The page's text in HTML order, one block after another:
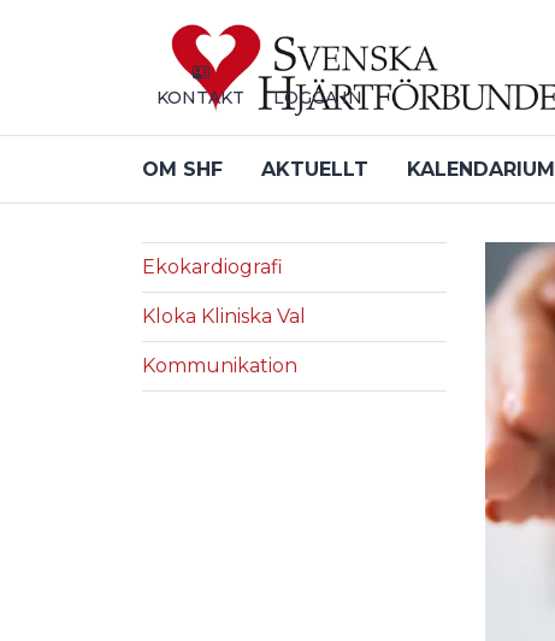
OM SHF AKTUELLT KALENDARIUM
KONTAKT LOGGA IN
Ekokardiografi
Kloka Kliniska Val
Kommunikation